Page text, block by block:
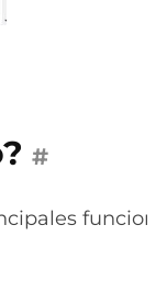
#